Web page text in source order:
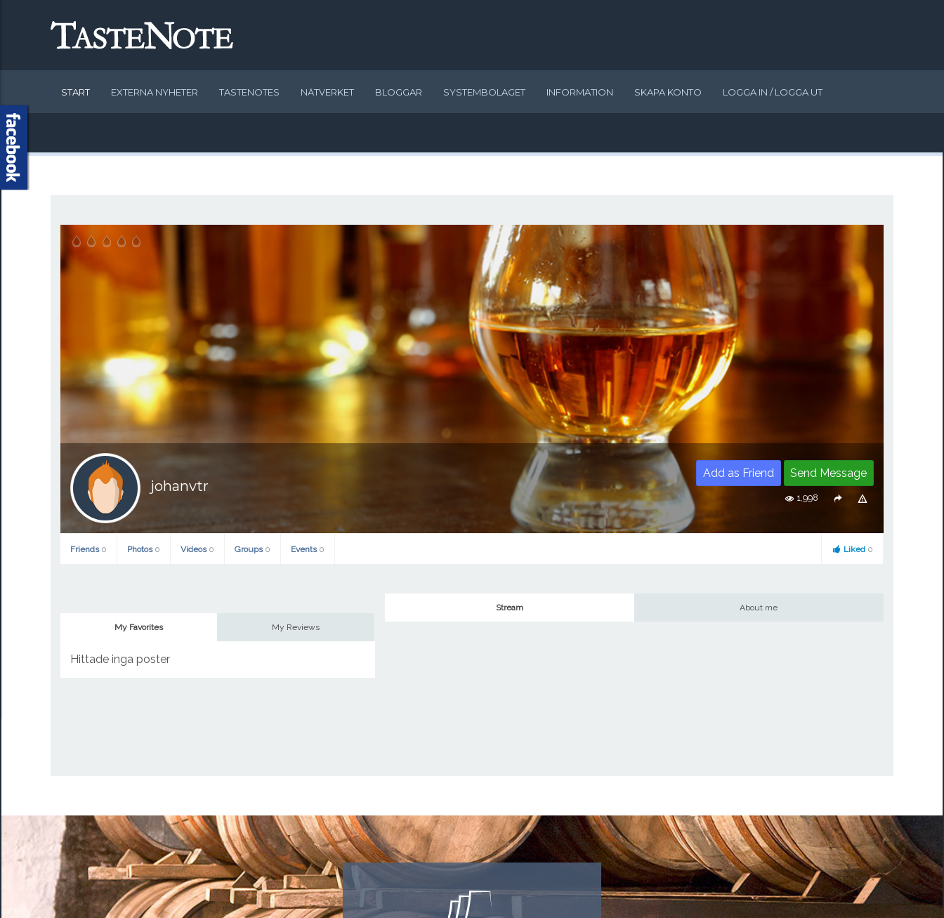
START EXTERNA NYHETER TASTENOTES NÄTVERKET BLOGGAR SYSTEMBOLAGET INFORMATION SKAPA KONTO LOGGA IN / LOGGA UT
johanvtr
Add as Friend Send Message
1,998
Friends 0 Photos 0 Videos 0 Groups 0 Events 0 Liked 0
My Favorites My Reviews
Hittade inga poster
Stream About me